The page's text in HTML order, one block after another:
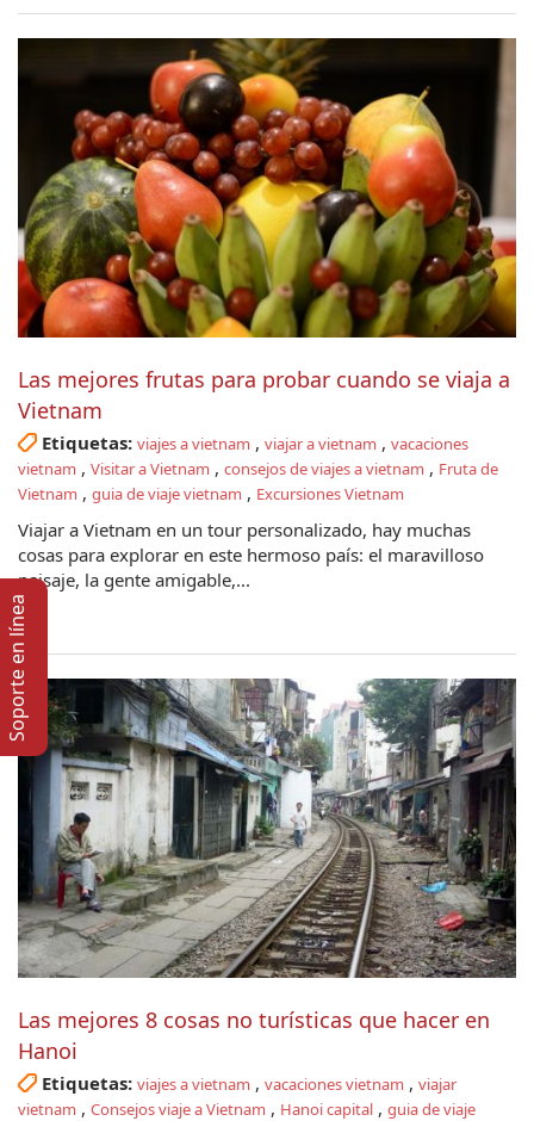
Las mejores frutas para probar cuando se viaja a
Vietnam
Etiquetas: viajes a vietnam , viajar a vietnam , vacaciones
vietnam , Visitar a Vietnam , consejos de viajes a vietnam , Fruta de
Vietnam , guia de viaje vietnam , Excursiones Vietnam
Viajar a Vietnam en un tour personalizado, hay muchas
cosas para explorar en este hermoso país: el maravilloso
paisaje, la gente amigable,...
Las mejores 8 cosas no turísticas que hacer en
Hanoi
Etiquetas: viajes a vietnam , vacaciones vietnam , viajar
vietnam , Consejos viaje a Vietnam , Hanoi capital , guia de viaje
Soporte en lí­nea